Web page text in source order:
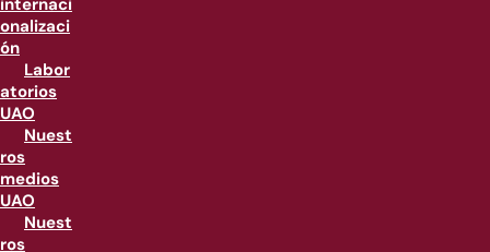
internaci
onalizaci
ón
Labor
atorios
UAO
Nuest
ros
medios
UAO
Nuest
ros